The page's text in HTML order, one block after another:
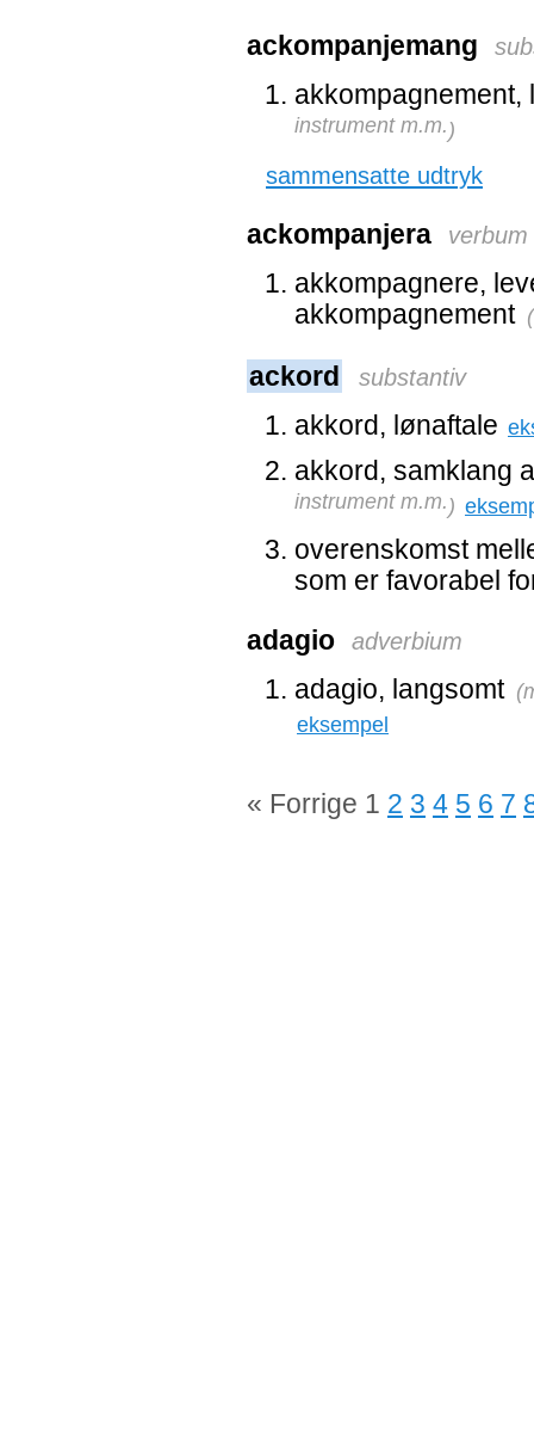
ackompanjemang
akkompagnement,
instrument m.m.)
sammensatte udtryk
ackompanjera verbum
akkompagnere,
akkompagnement (
ackord substantiv
akkord, lønaftale
akkord, samklang
instrument m.m.)
overenskomst
som er favorabel
adagio
adverbium
adagio, langsomt (
eksempel
« Forrige 1 2 3 4 5 6 7